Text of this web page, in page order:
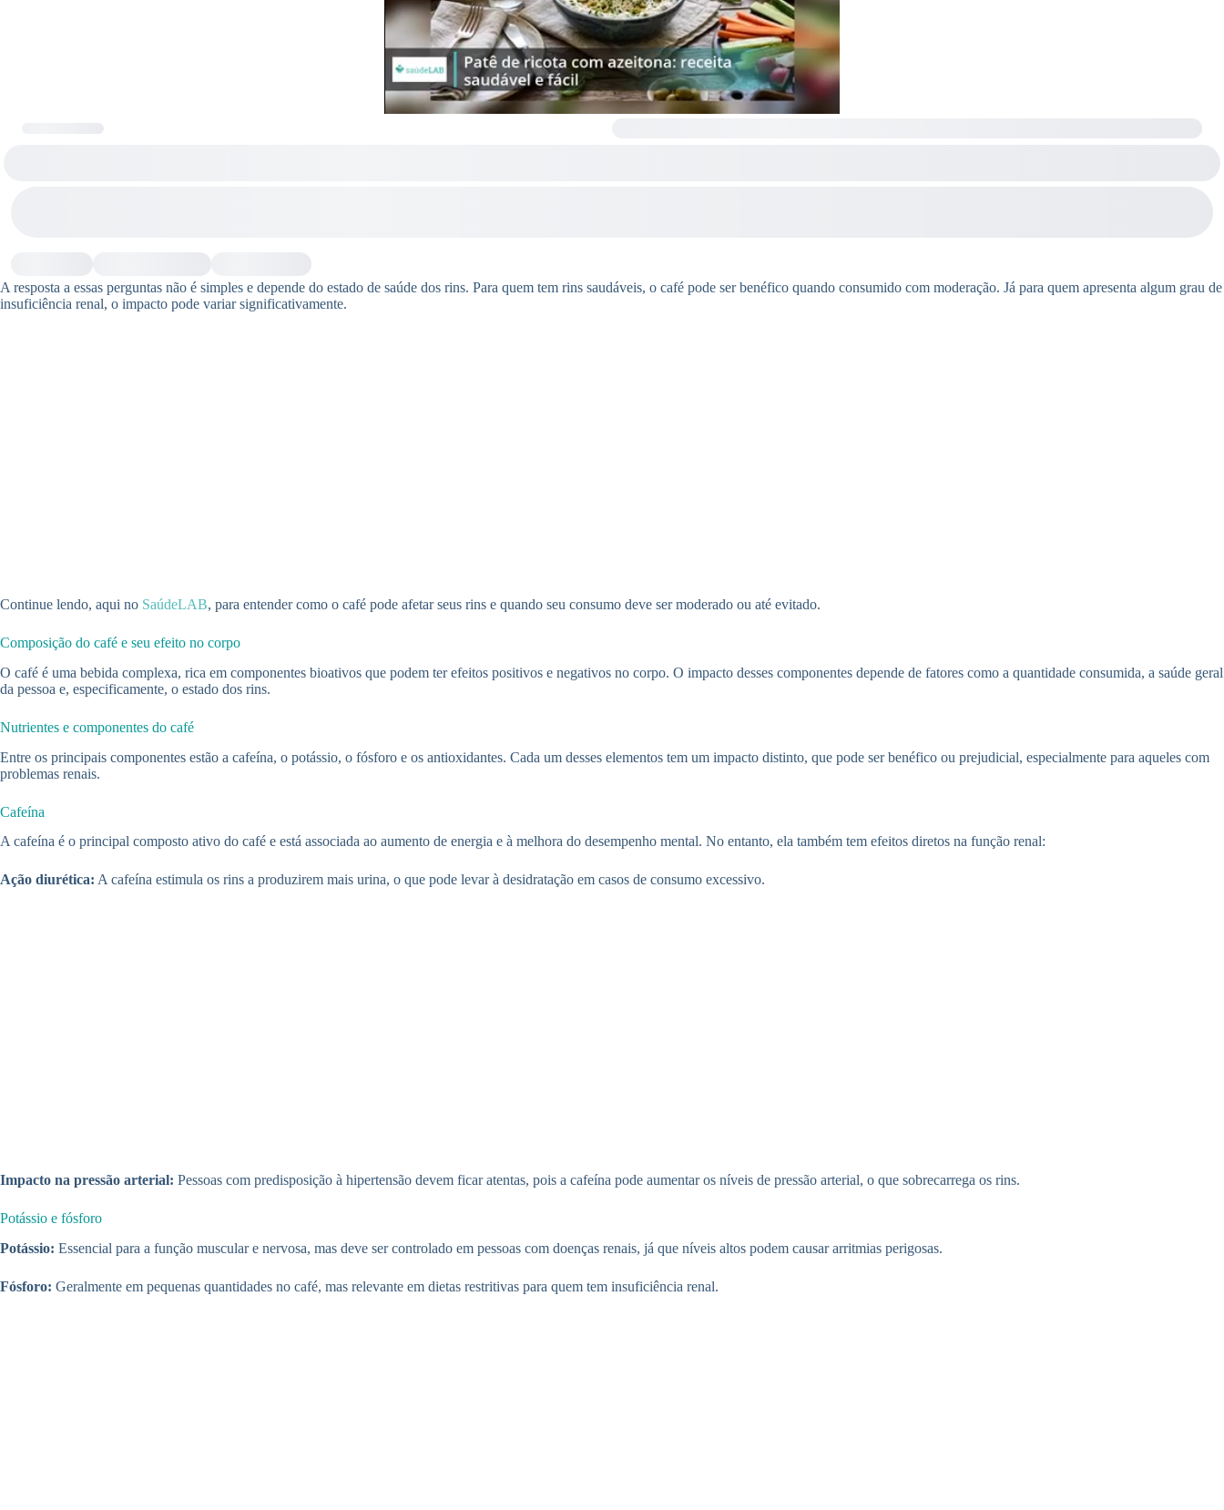
A resposta a essas perguntas não é simples e depende do estado de saúde dos rins. Para quem tem rins saudáveis, o café pode ser benéfico quando consumido com moderação. Já para quem apresenta algum grau de
insuficiência renal, o impacto pode variar significativamente.
Continue lendo, aqui no SaúdeLAB, para entender como o café pode afetar seus rins e quando seu consumo deve ser moderado ou até evitado.
Composição do café e seu efeito no corpo
O café é uma bebida complexa, rica em componentes bioativos que podem ter efeitos positivos e negativos no corpo. O impacto desses componentes depende de fatores como a quantidade consumida, a saúde geral
da pessoa e, especificamente, o estado dos rins.
Nutrientes e componentes do café
Entre os principais componentes estão a cafeína, o potássio, o fósforo e os antioxidantes. Cada um desses elementos tem um impacto distinto, que pode ser benéfico ou prejudicial, especialmente para aqueles com
problemas renais.
Cafeína
A cafeína é o principal composto ativo do café e está associada ao aumento de energia e à melhora do desempenho mental. No entanto, ela também tem efeitos diretos na função renal:
Ação diurética: A cafeína estimula os rins a produzirem mais urina, o que pode levar à desidratação em casos de consumo excessivo.
Impacto na pressão arterial: Pessoas com predisposição à hipertensão devem ficar atentas, pois a cafeína pode aumentar os níveis de pressão arterial, o que sobrecarrega os rins.
Potássio e fósforo
Potássio: Essencial para a função muscular e nervosa, mas deve ser controlado em pessoas com doenças renais, já que níveis altos podem causar arritmias perigosas.
Fósforo: Geralmente em pequenas quantidades no café, mas relevante em dietas restritivas para quem tem insuficiência renal.